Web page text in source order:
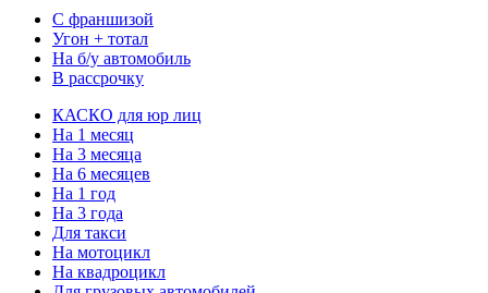
С франшизой
Угон + тотал
На б/у автомобиль
В рассрочку
КАСКО для юр лиц
На 1 месяц
На 3 месяца
На 6 месяцев
На 1 год
На 3 года
Для такси
На мотоцикл
На квадроцикл